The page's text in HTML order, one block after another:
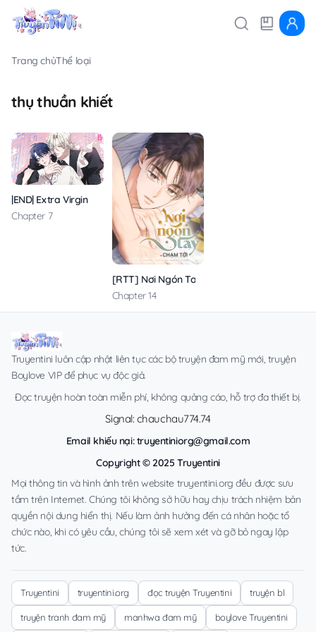
Trang chủThể loại
thụ thuần khiết
|END| Extra Virgin
Chapter 7
[RTT] Nơi Ngón Tay Chạm Tới
Chapter 14
Truyentini luôn cập nhật liên tục các bộ truyện đam mỹ mới, truyện
Boylove VIP để phục vụ độc giả.
Đọc truyện hoàn toàn miễn phí, không quảng cáo, hỗ trợ đa thiết bị.
Signal: chauchau774.74
Email khiếu nại:truyentiniorg@gmail.com
Copyright © 2025 Truyentini
Mọi thông tin và hình ảnh trên website truyentini.org đều được sưu
tầm trên Internet. Chúng tôi không sở hữu hay chịu trách nhiệm bản
quyền nội dung hiển thị. Nếu làm ảnh hưởng đến cá nhân hoặc tổ
chức nào, khi có yêu cầu, chúng tôi sẽ xem xét và gỡ bỏ ngay lập
tức.
Truyentini truyentini.org đọc truyện Truyentini truyện bl
truyện tranh đam mỹ manhwa đam mỹ boylove Truyentini